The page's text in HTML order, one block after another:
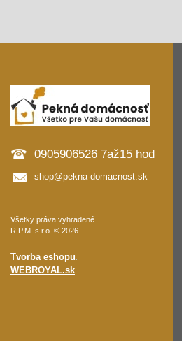
0905906526 7až15 hod
shop@pekna-domacnost.sk
Všetky práva vyhradené.
R.P.M. s.r.o. © 2026
Tvorba eshopu:
WEBROYAL.sk